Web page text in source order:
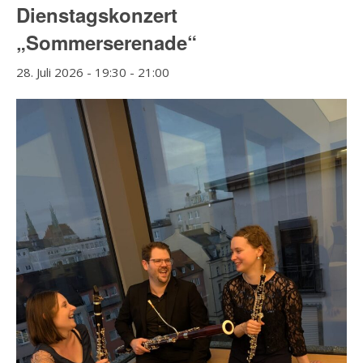
Dienstagskonzert
„Sommerserenade“
28. Juli 2026 - 19:30 - 21:00